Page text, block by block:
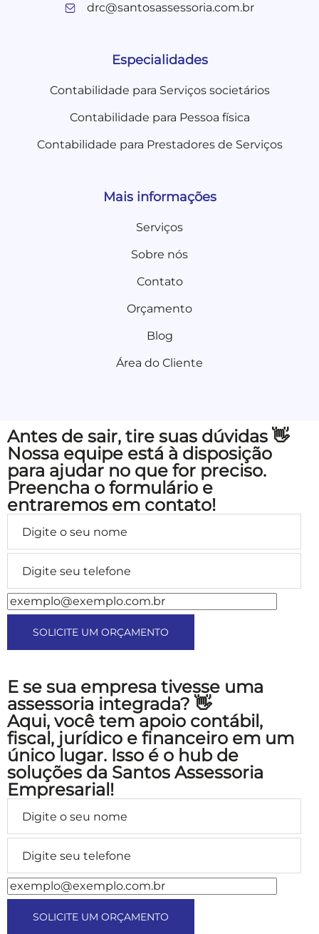
drc@santosassessoria.com.br
Especialidades
Contabilidade para Serviços societários
Contabilidade para Pessoa física
Contabilidade para Prestadores de Serviços
Mais informações
Serviços
Sobre nós
Contato
Orçamento
Blog
Área do Cliente
Antes de sair, tire suas dúvidas 👋
Nossa equipe está à disposição
para ajudar no que for preciso.
Preencha o formulário e
entraremos em contato!
E se sua empresa tivesse uma
assessoria integrada? 👋
Aqui, você tem apoio contábil,
fiscal, jurídico e financeiro em um
único lugar. Isso é o hub de
soluções da Santos Assessoria
Empresarial!